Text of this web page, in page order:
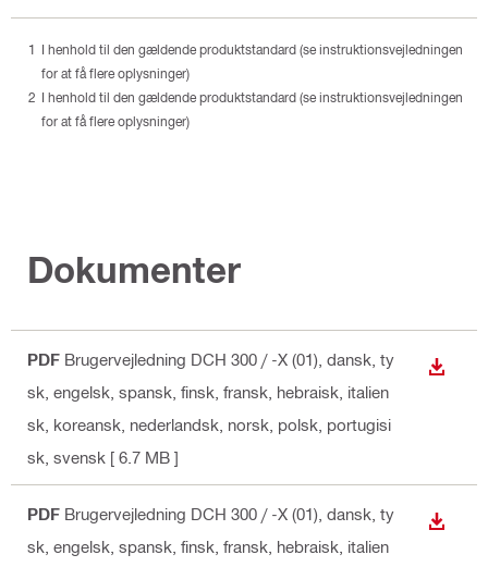
I henhold til den gældende produktstandard (se instruktionsvejledningen
for at få flere oplysninger)
I henhold til den gældende produktstandard (se instruktionsvejledningen
for at få flere oplysninger)
Dokumenter
PDF Brugervejledning DCH 300 / -X (01) , dansk, ty
sk, engelsk, spansk, finsk, fransk, hebraisk, italien
sk, koreansk, nederlandsk, norsk, polsk, portugisi
sk, svensk [ 6.7 MB ]
PDF Brugervejledning DCH 300 / -X (01) , dansk, ty
sk, engelsk, spansk, finsk, fransk, hebraisk, italien